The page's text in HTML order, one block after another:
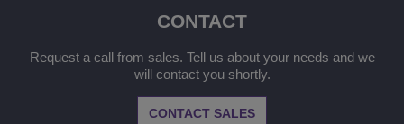
CONTACT
Request a call from sales. Tell us about your needs and we
will contact you shortly.
CONTACT SALES